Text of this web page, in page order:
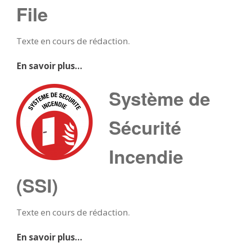
File
Texte en cours de rédaction.
En savoir plus…
Système de
Sécurité
Incendie
(SSI)
Texte en cours de rédaction.
En savoir plus…